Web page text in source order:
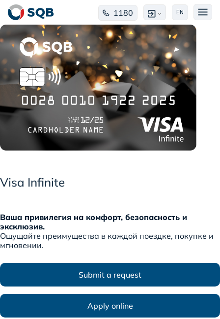
1180 EN
Visa Infinite
Ваша привилегия на комфорт, безопасность и
эксклюзив.
Ощущайте преимущества в каждой поездке, покупке и
мгновении.
Submit a request
Apply online